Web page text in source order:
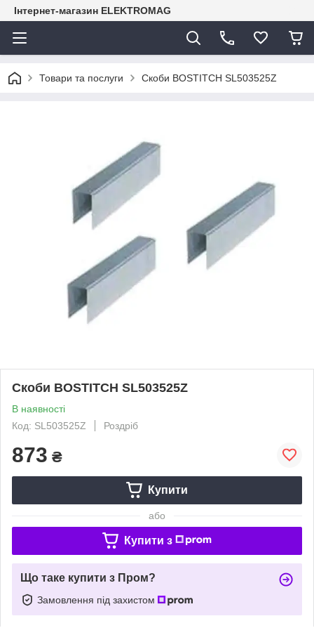
Інтернет-магазин ELEKTROMAG
Товари та послуги Скоби BOSTITCH SL503525Z
Скоби BOSTITCH SL503525Z
В наявності
Код: SL503525Z
Роздріб
873 ₴
Купити
або
Купити з
Що таке купити з Пром?
Замовлення під захистом